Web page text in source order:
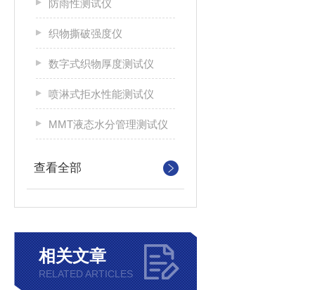
防雨性测试仪
织物撕破强度仪
数字式织物厚度测试仪
喷淋式拒水性能测试仪
MMT液态水分管理测试仪
查看全部
相关文章
RELATED ARTICLES